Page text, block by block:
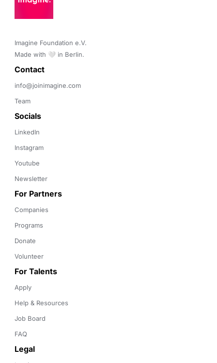
Imagine Foundation e.V.
Made with 🤍 in Berlin.
Contact
info@joinimagine.com
Team
Socials
LinkedIn
Instagram
Youtube
Newsletter
For Partners
Companies
Programs
Donate
Volunteer
For Talents
Apply
Help & Resources
Job Board
FAQ
Legal